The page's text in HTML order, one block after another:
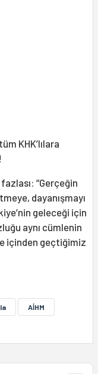
KHK’lılara
“Gerçeğin
dayanışmayı
geleceği için
aynı cümlenin
içinden geçtiğimiz
AİHM